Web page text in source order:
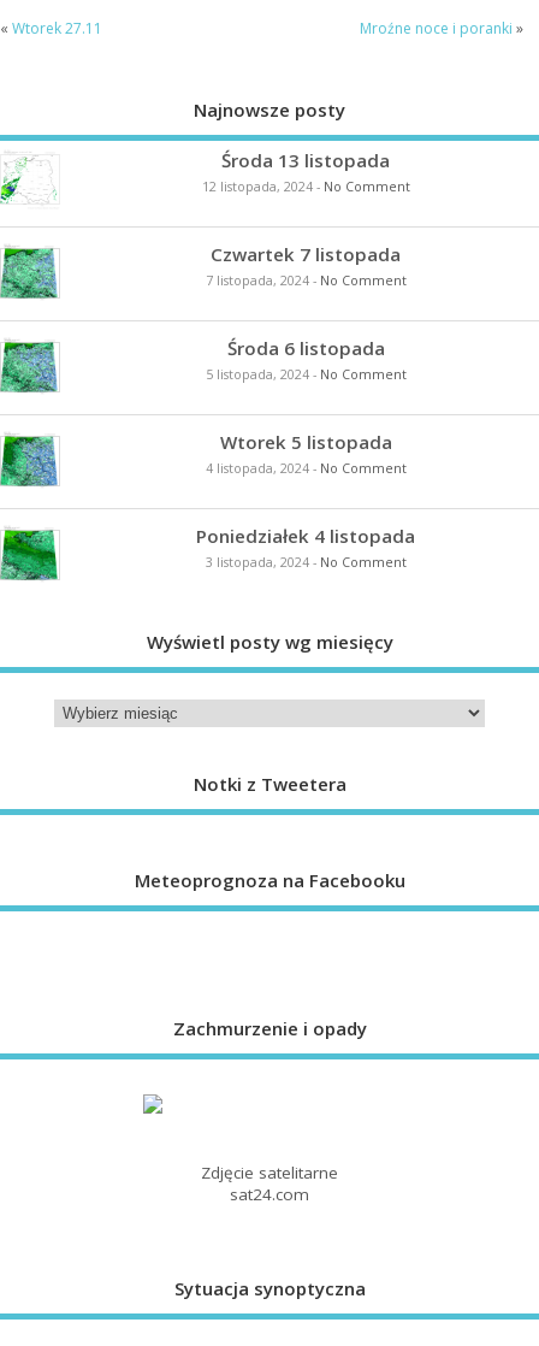
« Wtorek 27.11 Mroźne noce i poranki »
Najnowsze posty
Środa 13 listopada
12 listopada, 2024- No Comment
Czwartek 7 listopada
7 listopada, 2024- No Comment
Środa 6 listopada
5 listopada, 2024- No Comment
Wtorek 5 listopada
4 listopada, 2024- No Comment
Poniedziałek 4 listopada
3 listopada, 2024- No Comment
Wyświetl posty wg miesięcy
Notki z Tweetera
Meteoprognoza na Facebooku
Zachmurzenie i opady
Zdjęcie satelitarne
sat24.com
Sytuacja synoptyczna